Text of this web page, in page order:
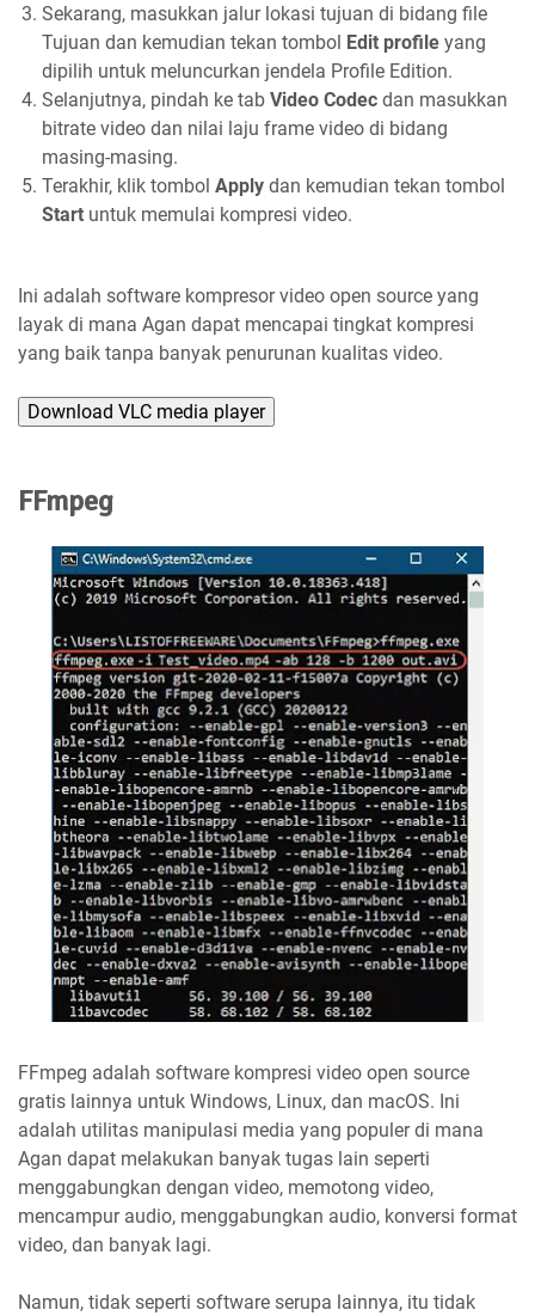
Sekarang, masukkan jalur lokasi tujuan di bidang file
Tujuan dan kemudian tekan tombol Edit profile yang
dipilih untuk meluncurkan jendela Profile Edition.
Selanjutnya, pindah ke tab Video Codec dan masukkan
bitrate video dan nilai laju frame video di bidang
masing-masing.
Terakhir, klik tombol Apply dan kemudian tekan tombol
Start untuk memulai kompresi video.
Ini adalah software kompresor video open source yang
layak di mana Agan dapat mencapai tingkat kompresi
yang baik tanpa banyak penurunan kualitas video.
Download VLC media player
FFmpeg
FFmpeg adalah software kompresi video open source
gratis lainnya untuk Windows, Linux, dan macOS. Ini
adalah utilitas manipulasi media yang populer di mana
Agan dapat melakukan banyak tugas lain seperti
menggabungkan dengan video, memotong video,
mencampur audio, menggabungkan audio, konversi format
video, dan banyak lagi.
Namun, tidak seperti software serupa lainnya, itu tidak